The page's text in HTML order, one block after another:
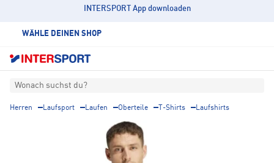
INTERSPORT App downloaden
WÄHLE DEINEN SHOP
Wonach suchst du?
Herren Laufsport Laufen Oberteile T-Shirts Laufshirts